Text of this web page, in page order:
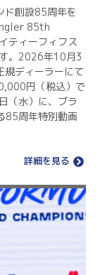
創設85周年を
85th
ティーフィフス
。2026年10月3
規ディーラーにて
円（税込）で
（水）に、ブラ
85周年特別動画
詳細を見る